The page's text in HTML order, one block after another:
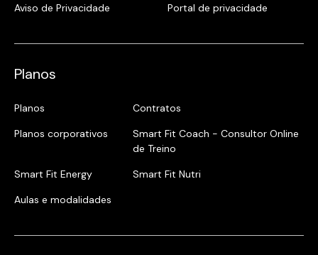
Aviso de Privacidade
Portal de privacidade
Planos
Planos
Contratos
Planos corporativos
Smart Fit Coach - Consultor Online
de Treino
Smart Fit Energy
Smart Fit Nutri
Aulas e modalidades